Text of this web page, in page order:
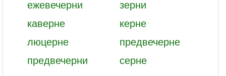
ежевечерни
зерни
каверне
керне
люцерне
предвечерне
предвечерни
серне